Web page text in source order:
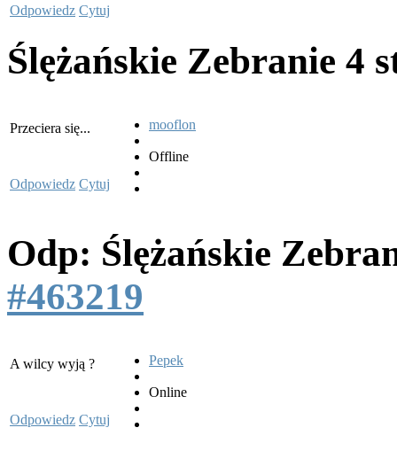
Odpowiedz Cytuj
Ślężańskie Zebranie 4
Przeciera się... mooflon
Offline
Odpowiedz Cytuj
Odp: Ślężańskie
#463219
A wilcy wyją ? Pepek
Online
Odpowiedz Cytuj